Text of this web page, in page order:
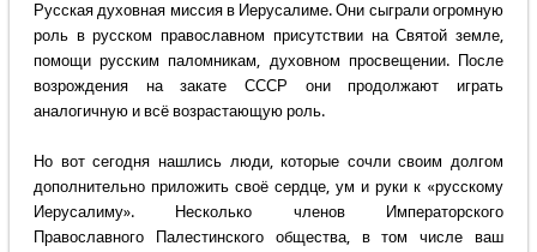
Русская духовная миссия в Иерусалиме. Они сыграли огромную
роль в русском православном присутствии на Святой земле,
помощи русским паломникам, духовном просвещении. После
возрождения на закате СССР они продолжают играть
аналогичную и всё возрастающую роль.
Но вот сегодня нашлись люди, которые сочли своим долгом
дополнительно приложить своё сердце, ум и руки к «русскому
Иерусалиму». Несколько членов Императорского
Православного Палестинского общества, в том числе ваш